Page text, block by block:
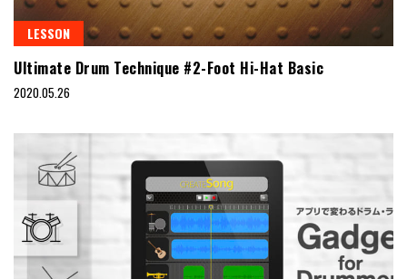
LESSON
Ultimate Drum Technique #2-Foot Hi-Hat Basic
2020.05.26